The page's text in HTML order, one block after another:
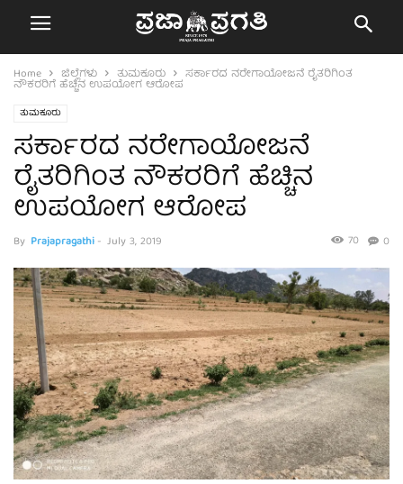
Home ಜಿಲ್ಲೆಗಳು ತುಮಕೂರು ಸರ್ಕಾರದ ನರೇಗಾಯೋಜನೆ ರೈತರಿಗಿಂತ
ನೌಕರರಿಗೆ ಹೆಚ್ಚಿನ ಉಪಯೋಗ ಆರೋಪ
ತುಮಕೂರು
ಸರ್ಕಾರದ ನರೇಗಾಯೋಜನೆ
ರೈತರಿಗಿಂತ ನೌಕರರಿಗೆ ಹೆಚ್ಚಿನ
ಉಪಯೋಗ ಆರೋಪ
By Prajapragathi- July 3, 2019 0
70